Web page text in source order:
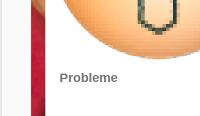
Probleme